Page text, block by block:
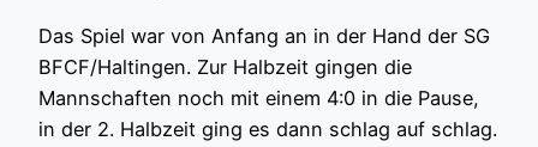
Das Spiel war von Anfang an in der Hand der SG
BFCF/Haltingen. Zur Halbzeit gingen die
Mannschaften noch mit einem 4:0 in die Pause,
in der 2. Halbzeit ging es dann schlag auf schlag.